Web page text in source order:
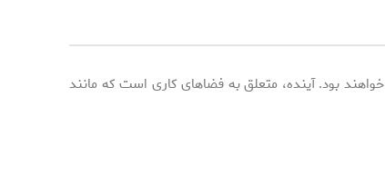
تجهیز می‌کنند، برندگان اصلی رقابت جذب استعدادها در سال ۲۰۳۰ خواهند بود. آینده، متعلق به فضاهای کاری است که مانند